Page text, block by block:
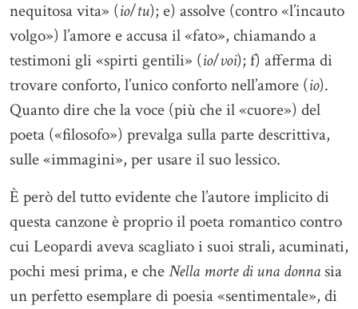
nequitosa vita» (io/tu); e) assolve (contro «l’incauto
volgo») l’amore e accusa il «fato», chiamando a
testimoni gli «spirti gentili» (io/voi); f) afferma di
trovare conforto, l’unico conforto nell’amore (io).
Quanto dire che la voce (più che il «cuore») del
poeta («filosofo») prevalga sulla parte descrittiva,
sulle «immagini», per usare il suo lessico.
È però del tutto evidente che l’autore implicito di
questa canzone è proprio il poeta romantico contro
cui Leopardi aveva scagliato i suoi strali, acuminati,
pochi mesi prima, e cheNella morte di una donna sia
un perfetto esemplare di poesia «sentimentale», di